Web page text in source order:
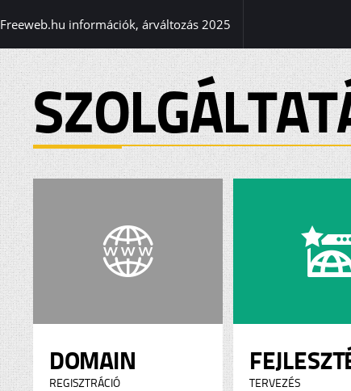
Freeweb.hu információk, árváltozás 2025
DOMAIN
REGISZTRÁCIÓ TERVEZÉS